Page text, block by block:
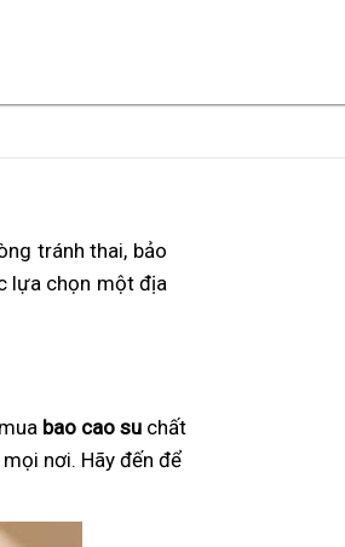
tránh thai, bảo
lựa chọn một địa
bao cao su chất
nơi. Hãy đến để